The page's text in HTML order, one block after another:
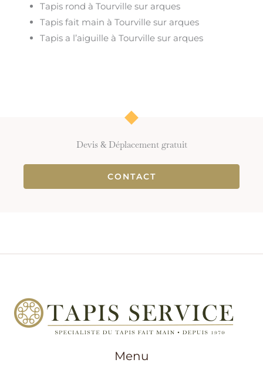
Tapis rond à Tourville sur arques
Tapis fait main à Tourville sur arques
Tapis a l’aiguille à Tourville sur arques
Devis & Déplacement gratuit
CONTACT
Menu